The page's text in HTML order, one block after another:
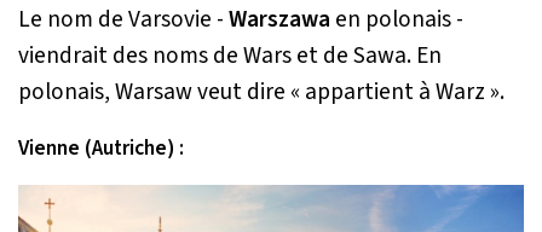
Le nom de Varsovie -Warszawa en polonais -
viendrait des noms de Wars et de Sawa. En
polonais, Warsaw veut dire « appartient à Warz ».
Vienne (Autriche) :